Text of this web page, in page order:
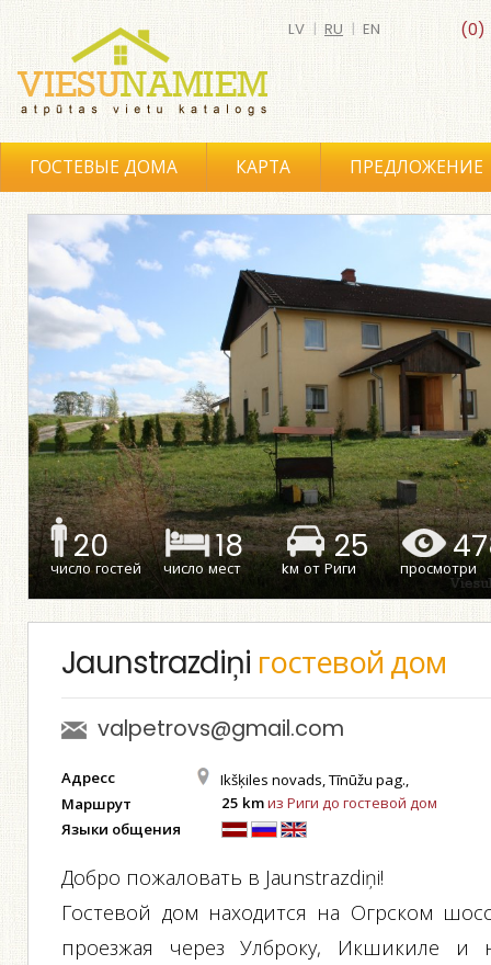
(0)
LV | RU | EN
ГОСТЕВЫЕ ДОМА КАРТА ПРЕДЛОЖЕНИЕ
20
число гостей
18
число мест
25
kм от Риги просмотри
Jaunstrazdiņi гостевой дом
valpetrovs@gmail.com
Адресс Ikšķiles novads, Tīnūžu pag.,
Маршрут 25 kmиз Риги до гостевой дом
Языки общения
Добро пожаловать в Jaunstrazdiņi!
Гостевой дом находится на Огрском
проезжая через Улброку, Икшикиле и